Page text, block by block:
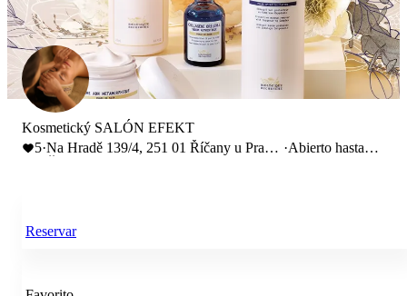
Kosmetický SALÓN EFEKT
5·Na Hradě 139/4, 251 01 Říčany u Prahy, ·Abierto hasta
Reservar